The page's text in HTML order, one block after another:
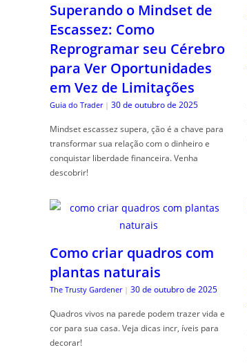
Superando o Mindset de
Escassez: Como
Reprogramar seu Cérebro
para Ver Oportunidades
em Vez de Limitações
Guia do Trader | 30 de outubro de 2025
Mindset escassez supera, ção é a chave para
transformar sua relação com o dinheiro e
conquistar liberdade financeira. Venha
descobrir!
Como criar quadros com
plantas naturais
The Trusty Gardener | 30 de outubro de 2025
Quadros vivos na parede podem trazer vida e
cor para sua casa. Veja dicas incr, íveis para
decorar!